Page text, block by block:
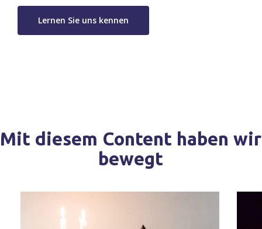
Lernen Sie uns kennen
Mit diesem Content haben wir
bewegt